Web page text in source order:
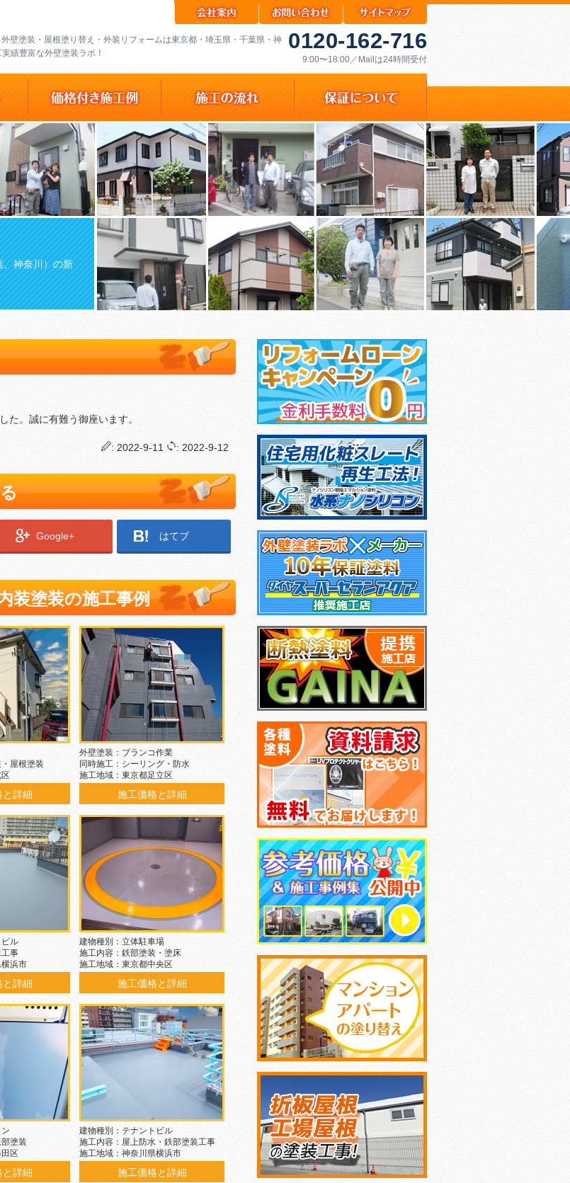
壁塗装・屋根塗り替え・外装リフォームは東京都・埼玉県・千葉県・神
績豊富な外壁塗装ラボ！
0120-162-716
9:00〜18:00／Mailは24時間受付
、神奈川）の新
た。誠に有難う御座います。
: 2022-9-11 : 2022-9-12
Google+ はてブ
装塗装の施工事例
屋根塗装
と詳細
外壁塗装：ブランコ作業
同時施工：シーリング・防水
施工地域：東京都足立区
施工価格と詳細
ル
事
浜市
と詳細
建物種別：立体駐車場
施工内容：鉄部塗装・塗床
施工地域：東京都中央区
施工価格と詳細
塗装
区
と詳細
建物種別：テナントビル
施工内容：屋上防水・鉄部塗装工事
施工地域：神奈川県横浜市
施工価格と詳細